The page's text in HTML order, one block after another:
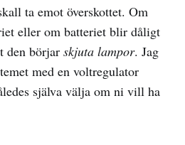
ta emot överskottet. Om
eller om batteriet blir dåligt
den börjar skjuta lampor. Jag
med en voltregulator
själva välja om ni vill ha